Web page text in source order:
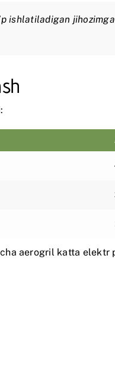
ishlatiladigan
aerogril katta